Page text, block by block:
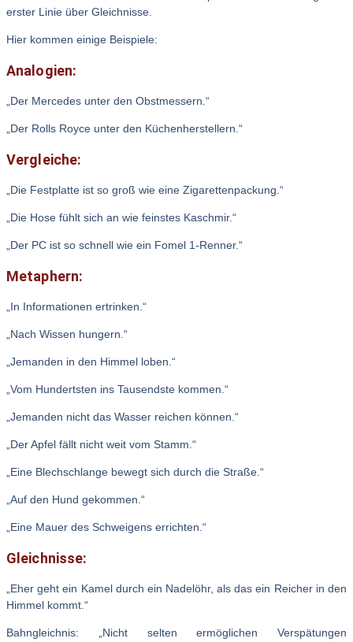
erster Linie über Gleichnisse.
Hier kommen einige Beispiele:
Analogien:
„Der Mercedes unter den Obstmessern.“
„Der Rolls Royce unter den Küchenherstellern.“
Vergleiche:
„Die Festplatte ist so groß wie eine Zigarettenpackung.“
„Die Hose fühlt sich an wie feinstes Kaschmir.“
„Der PC ist so schnell wie ein Fomel 1-Renner.“
Metaphern:
„In Informationen ertrinken.“
„Nach Wissen hungern.“
„Jemanden in den Himmel loben.“
„Vom Hundertsten ins Tausendste kommen.“
„Jemanden nicht das Wasser reichen können.“
„Der Apfel fällt nicht weit vom Stamm.“
„Eine Blechschlange bewegt sich durch die Straße.“
„Auf den Hund gekommen.“
„Eine Mauer des Schweigens errichten.“
Gleichnisse:
„Eher geht ein Kamel durch ein Nadelöhr, als das ein Reicher in den
Himmel kommt.“
Bahngleichnis: „Nicht selten ermöglichen Verspätungen